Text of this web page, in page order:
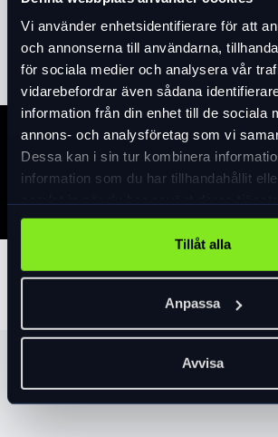
Vi använder enhetsidentifierare för att
och annonserna till användarna,
för sociala medier och analysera vår
vidarebefordrar även sådana
information från din enhet till de sociala
annons- och analysföretag som vi
Dessa kan i sin tur kombinera
information som du har tillhandahållit
Tillåt alla
Anpassa
Avvisa
Läs merexpand_more
Specifikation
Tillbehör
Produktrekommendationer